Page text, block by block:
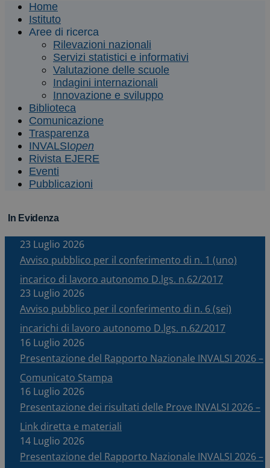
Home
Istituto
Aree di ricerca
Rilevazioni nazionali
Servizi statistici e informativi
Valutazione delle scuole
Indagini internazionali
Innovazione e sviluppo
Biblioteca
Comunicazione
Trasparenza
INVALSIopen
Rivista EJERE
Eventi
Pubblicazioni
In Evidenza
23 Luglio 2026
Avviso pubblico per il conferimento di n. 1 (uno)
incarico di lavoro autonomo D.lgs. n.62/2017
23 Luglio 2026
Avviso pubblico per il conferimento di n. 6 (sei)
incarichi di lavoro autonomo D.lgs. n.62/2017
16 Luglio 2026
Presentazione del Rapporto Nazionale INVALSI 2026 –
Comunicato Stampa
16 Luglio 2026
Presentazione dei risultati delle Prove INVALSI 2026 –
Link diretta e materiali
14 Luglio 2026
Presentazione del Rapporto Nazionale INVALSI 2026 –